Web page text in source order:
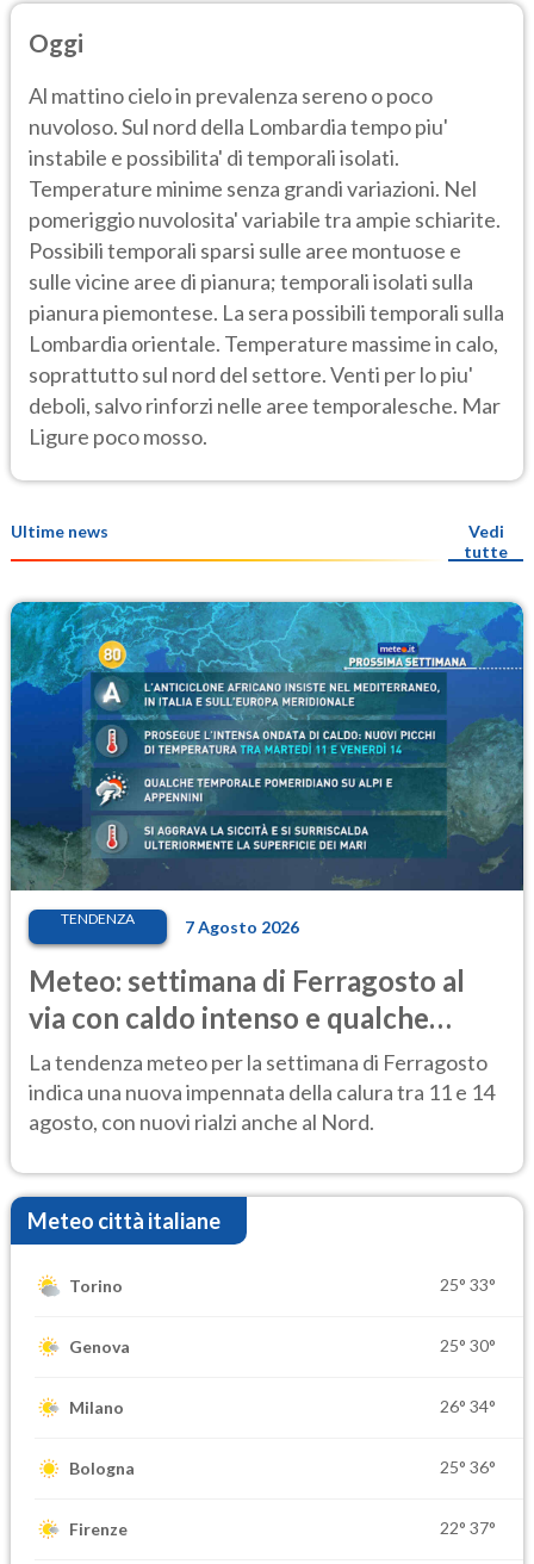
Oggi
Al mattino cielo in prevalenza sereno o poco
nuvoloso. Sul nord della Lombardia tempo piu'
instabile e possibilita' di temporali isolati.
Temperature minime senza grandi variazioni. Nel
pomeriggio nuvolosita' variabile tra ampie schiarite.
Possibili temporali sparsi sulle aree montuose e
sulle vicine aree di pianura; temporali isolati sulla
pianura piemontese. La sera possibili temporali sulla
Lombardia orientale. Temperature massime in calo,
soprattutto sul nord del settore. Venti per lo piu'
deboli, salvo rinforzi nelle aree temporalesche. Mar
Ligure poco mosso.
Ultime news
Vedi
tutte
TENDENZA 7 Agosto 2026
Meteo: settimana di Ferragosto al
via con caldo intenso e qualche
temporale
La tendenza meteo per la settimana di Ferragosto
indica una nuova impennata della calura tra 11 e 14
agosto, con nuovi rialzi anche al Nord.
Meteo città italiane
Torino 25° 33°
Genova 25° 30°
Milano 26° 34°
Bologna 25° 36°
Firenze 22° 37°